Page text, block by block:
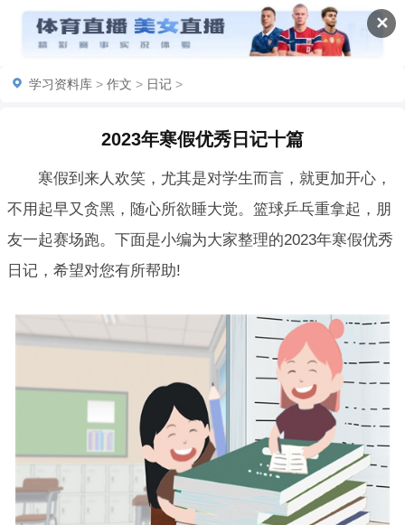
✕
学习资料库 > 作文 > 日记 >
2023年寒假优秀日记十篇
寒假到来人欢笑，尤其是对学生而言，就更加开心，
不用起早又贪黑，随心所欲睡大觉。篮球乒乓重拿起，朋
友一起赛场跑。下面是小编为大家整理的2023年寒假优秀
日记，希望对您有所帮助!